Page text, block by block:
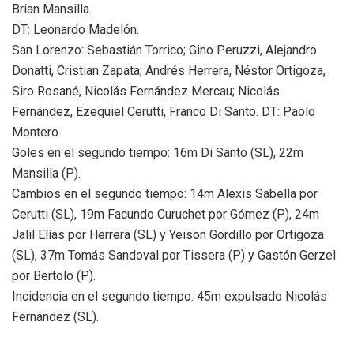
Brian Mansilla.
DT: Leonardo Madelón.
San Lorenzo: Sebastián Torrico; Gino Peruzzi, Alejandro
Donatti, Cristian Zapata; Andrés Herrera, Néstor Ortigoza,
Siro Rosané, Nicolás Fernández Mercau; Nicolás
Fernández, Ezequiel Cerutti, Franco Di Santo. DT: Paolo
Montero.
Goles en el segundo tiempo: 16m Di Santo (SL), 22m
Mansilla (P).
Cambios en el segundo tiempo: 14m Alexis Sabella por
Cerutti (SL), 19m Facundo Curuchet por Gómez (P), 24m
Jalil Elías por Herrera (SL) y Yeison Gordillo por Ortigoza
(SL), 37m Tomás Sandoval por Tissera (P) y Gastón Gerzel
por Bertolo (P).
Incidencia en el segundo tiempo: 45m expulsado Nicolás
Fernández (SL).